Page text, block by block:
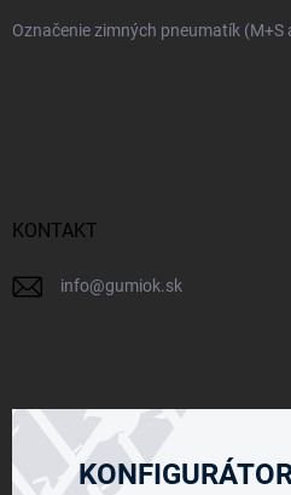
Označenie zimných pneumatík (M+S
KONTAKT
info@gumiok.sk